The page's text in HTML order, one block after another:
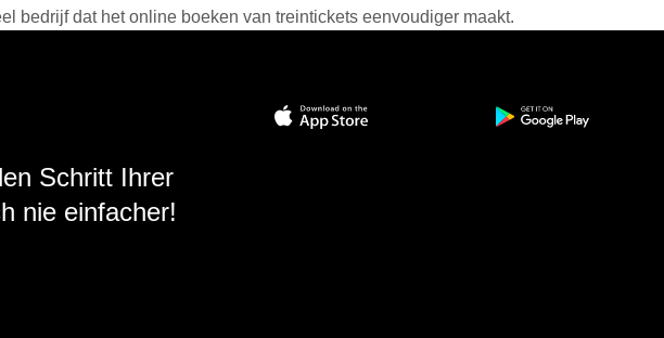
bedrijf dat het online boeken van treintickets eenvoudiger maakt.
Schritt Ihrer
nie einfacher!